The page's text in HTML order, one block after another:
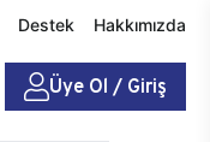
Destek Hakkımızda
Üye Ol / Giriş